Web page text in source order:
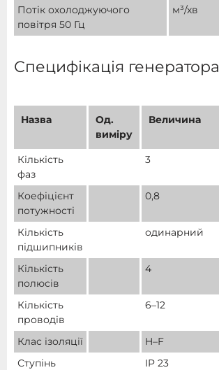
Потік охолоджуючого
повітря 50 Гц
м³/хв
Специфікація генератора
Назва
Од.
виміру
Величина
Кількість
фаз
3
Коефіцієнт
потужності
0,8
Кількість
підшипників
одинарний
Кількість
полюсів
4
Кількість
проводів
6–12
Клас ізоляції
H–F
Ступінь
IP 23